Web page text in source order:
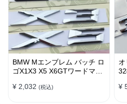
BMW Mエンブレム バッチ ロ
ゴX1X3 X5 X6GTワードマー
ラベルBMWリアラベル
¥ 2,032 (税込)
バ
¥